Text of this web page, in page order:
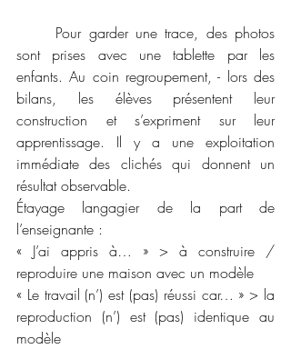
sont prises avec une tablette par les
enfants. Au coin regroupement, - lors des
bilans, les élèves présentent leur
construction et s’expriment sur leur
apprentissage. Il y a une exploitation
immédiate des clichés qui donnent un
résultat observable.
Étayage langagier de la part de
l’enseignante :
« J’ai appris à… » > à construire /
reproduire une maison avec un modèle
« Le travail (n’) est (pas) réussi car… » > la
reproduction (n’) est (pas) identique au
modèle